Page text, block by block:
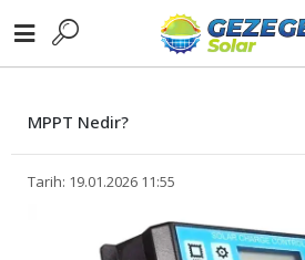
MPPT Nedir?
Tarih: 19.01.2026 11:55